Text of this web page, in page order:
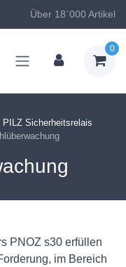
Über 18`000 Artikel
0
PILZ Sicherheitsrelais
PNOZ s30 erfüllen
im Bereich